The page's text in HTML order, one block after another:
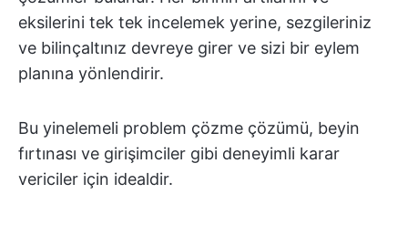
eksilerini tek tek incelemek yerine, sezgileriniz
ve bilinçaltınız devreye girer ve sizi bir eylem
planına yönlendirir.
Bu yinelemeli problem çözme çözümü, beyin
fırtınası ve girişimciler gibi deneyimli karar
vericiler için idealdir.